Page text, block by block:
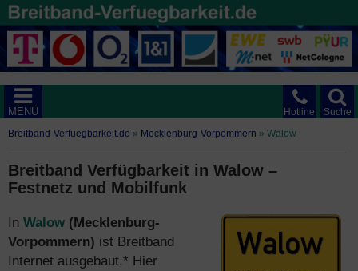
Suche
Hotline
MENÜ
Breitband-Verfuegbarkeit.de » Mecklenburg-Vorpommern » Walow
Breitband Verfügbarkeit in Walow –
Festnetz und Mobilfunk
In Walow (Mecklenburg-
Vorpommern) ist Breitband
Internet ausgebaut.* Hier